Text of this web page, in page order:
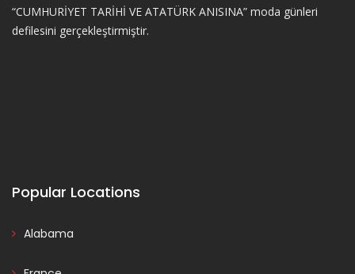
“CUMHURİYET TARİHİ VE ATATÜRK ANISINA” moda günleri
defilesini gerçekleştirmiştir.
Popular Locations
Alabama